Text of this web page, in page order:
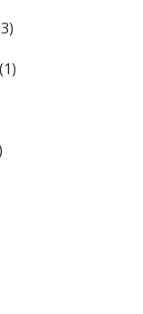
33
phẩm
11